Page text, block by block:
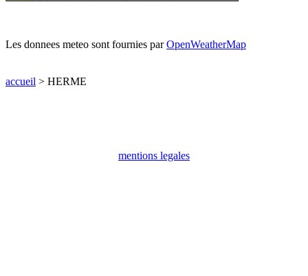
Les donnees meteo sont fournies parOpenWeatherMap
accueil > HERME
mentions legales